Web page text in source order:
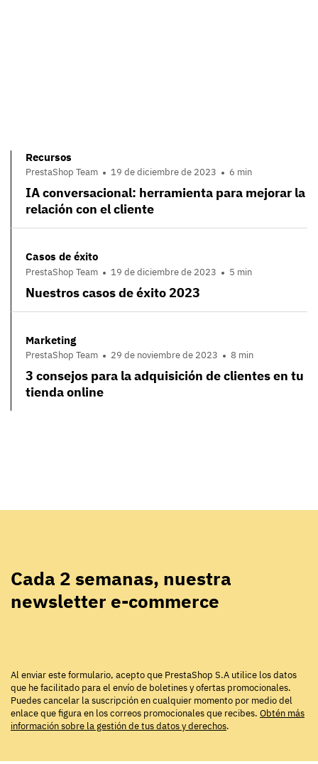
Recursos
PrestaShop Team 19 de diciembre de 2023 6 min
IA conversacional: herramienta para mejorar la
relación con el cliente
Casos de éxito
PrestaShop Team 19 de diciembre de 2023 5 min
Nuestros casos de éxito 2023
Marketing
PrestaShop Team 29 de noviembre de 2023 8 min
3 consejos para la adquisición de clientes en tu
tienda online
Cada 2 semanas, nuestra
newsletter e-commerce
Al enviar este formulario, acepto que PrestaShop S.A utilice los datos
que he facilitado para el envío de boletines y ofertas promocionales.
Puedes cancelar la suscripción en cualquier momento por medio del
enlace que figura en los correos promocionales que recibes. Obtén más
información sobre la gestión de tus datos y derechos.